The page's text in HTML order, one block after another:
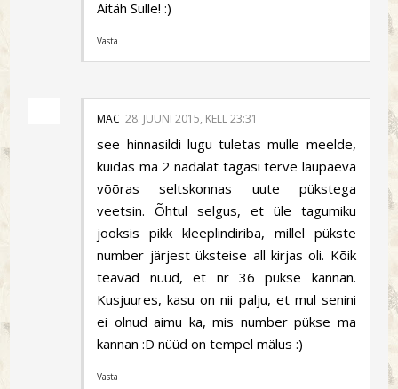
Aitäh Sulle! :)
Vasta
MAC 28. JUUNI 2015, KELL 23:31
see hinnasildi lugu tuletas mulle meelde,
kuidas ma 2 nädalat tagasi terve laupäeva
võõras seltskonnas uute pükstega
veetsin. Õhtul selgus, et üle tagumiku
jooksis pikk kleeplindiriba, millel pükste
number järjest üksteise all kirjas oli. Kõik
teavad nüüd, et nr 36 pükse kannan.
Kusjuures, kasu on nii palju, et mul senini
ei olnud aimu ka, mis number pükse ma
kannan :D nüüd on tempel mälus :)
Vasta